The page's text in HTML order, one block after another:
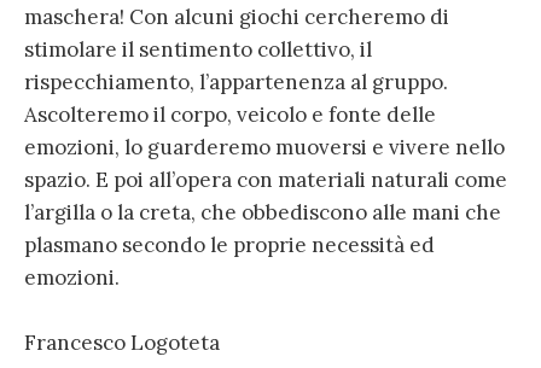
maschera! Con alcuni giochi cercheremo di
stimolare il sentimento collettivo, il
rispecchiamento, l’appartenenza al gruppo.
Ascolteremo il corpo, veicolo e fonte delle
emozioni, lo guarderemo muoversi e vivere nello
spazio. E poi all’opera con materiali naturali come
l’argilla o la creta, che obbediscono alle mani che
plasmano secondo le proprie necessità ed
emozioni.
Francesco Logoteta